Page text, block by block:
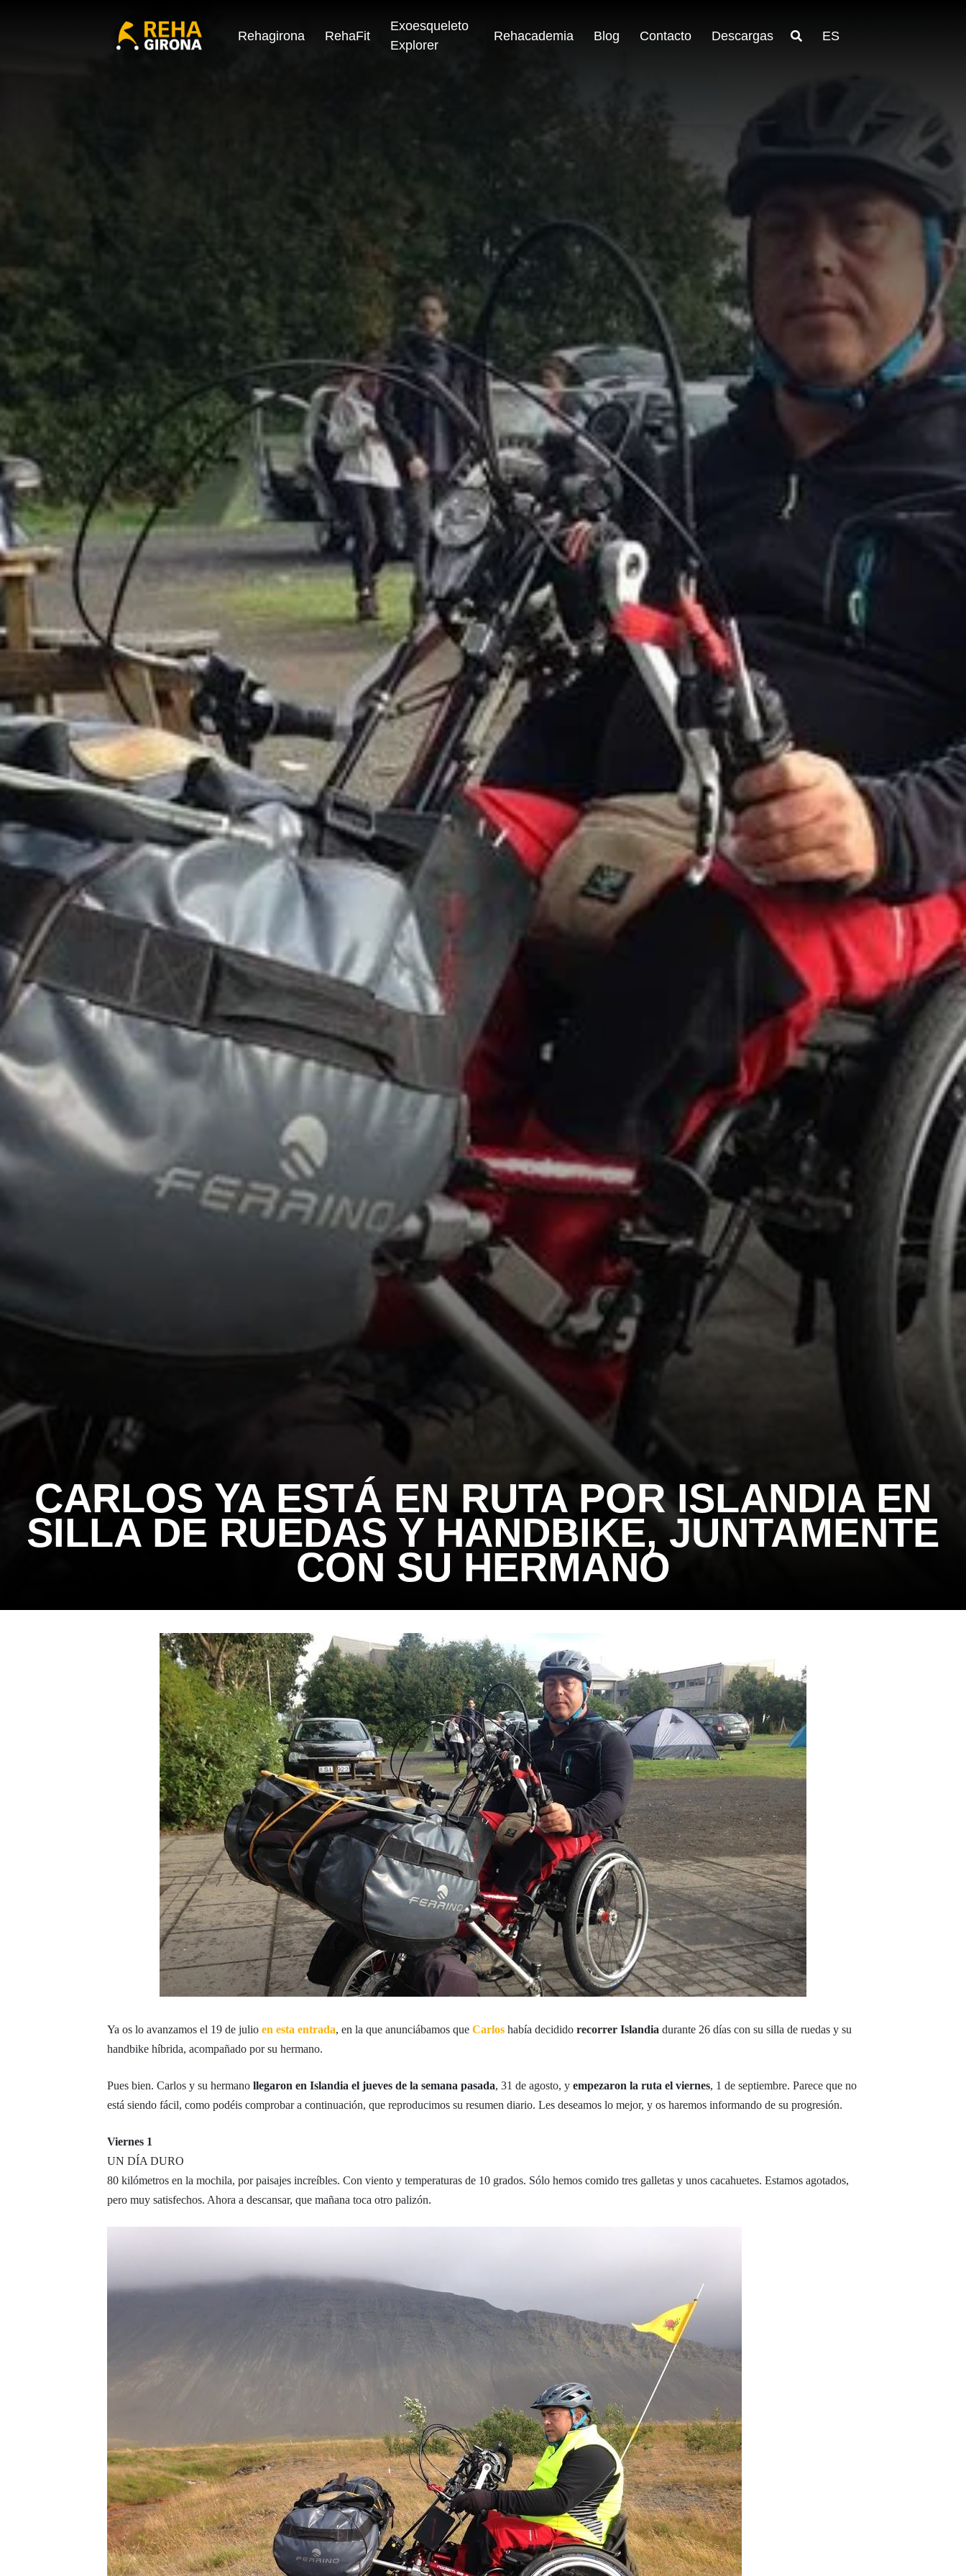
Rehagirona RehaFit
Exoesqueleto
Explorer
Rehacademia Blog Contacto Descargas ES
CARLOS YA ESTÁ EN RUTA POR ISLANDIA EN
SILLA DE RUEDAS Y HANDBIKE, JUNTAMENTE
CON SU HERMANO
Ya os lo avanzamos el 19 de julioen esta entrada, en la que anunciábamos queCarlos había decididorecorrer Islandia durante 26 días con su silla de ruedas y su
handbike híbrida, acompañado por su hermano.
Pues bien. Carlos y su hermanollegaron en Islandia el jueves de la semana pasada, 31 de agosto, yempezaron la ruta el viernes, 1 de septiembre. Parece que no
está siendo fácil, como podéis comprobar a continuación, que reproducimos su resumen diario. Les deseamos lo mejor, y os haremos informando de su progresión.
Viernes 1
UN DÍA DURO
80 kilómetros en la mochila, por paisajes increíbles. Con viento y temperaturas de 10 grados. Sólo hemos comido tres galletas y unos cacahuetes. Estamos agotados,
pero muy satisfechos. Ahora a descansar, que mañana toca otro palizón.